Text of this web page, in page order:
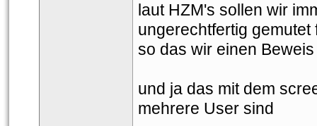
laut HZM's sollen wir
ungerechtfertig
o das wir einen Beweis
und ja das mit dem
mehrere User sind